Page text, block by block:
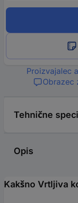
Proizvajalec
Obrazec
Tehnične
Opis
Kakšno Vrtljiva